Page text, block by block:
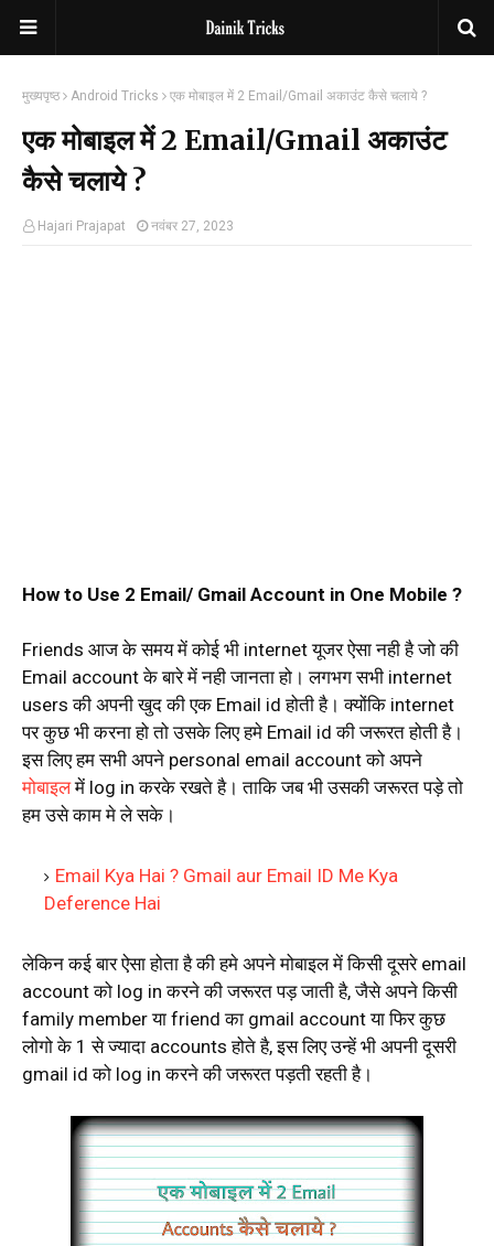
मुख्यपृष्ठ Android Tricks एक मोबाइल में 2 Email/Gmail अकाउंट कैसे चलाये ?
एक मोबाइल में 2 Email/Gmail अकाउंट
कैसे चलाये ?
Hajari Prajapat नवंबर 27, 2023
How to Use 2 Email/ Gmail Account in One Mobile ?
Friends आज के समय में कोई भी internet यूजर ऐसा नही है जो की
Email account के बारे में नही जानता हो। लगभग सभी internet
users की अपनी खुद की एक Email id होती है। क्योंकि internet
पर कुछ भी करना हो तो उसके लिए हमे Email id की जरूरत होती है।
इस लिए हम सभी अपने personal email account को अपने
मोबाइलमें log in करके रखते है। ताकि जब भी उसकी जरूरत पड़े तो
हम उसे काम मे ले सके।
Email Kya Hai ? Gmail aur Email ID Me Kya
Deference Hai
लेकिन कई बार ऐसा होता है की हमे अपने मोबाइल में किसी दूसरे email
account को log in करने की जरूरत पड़ जाती है, जैसे अपने किसी
family member या friend का gmail account या फिर कुछ
लोगो के 1 से ज्यादा accounts होते है, इस लिए उन्हें भी अपनी दूसरी
gmail id को log in करने की जरूरत पड़ती रहती है।